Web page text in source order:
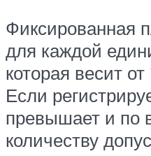
Фиксированная
для каждой
которая весит от
Если
превышает и по
количеству